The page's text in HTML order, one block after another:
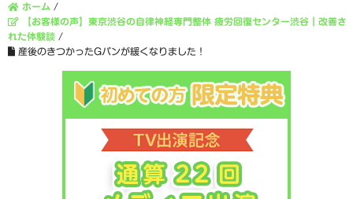
ホーム /
【お客様の声】東京渋谷の自律神経専門整体 疲労回復センター渋谷｜改善さ
れた体験談 /
産後のきつかったGパンが緩くなりました！